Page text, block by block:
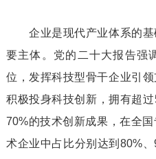
企业是现代产业体系的基
要主体。 党的 二十大报告强
位，发挥科技型骨干企业引
积极投身科技创新 ，拥有超
70%的技术创新成果，在全
术企业中占比分别达到80%